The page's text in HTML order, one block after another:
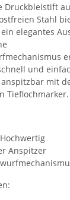
Druckbleistift
Stahl
elegantes
und
mit
Tieflochmarker.
Anspitzer